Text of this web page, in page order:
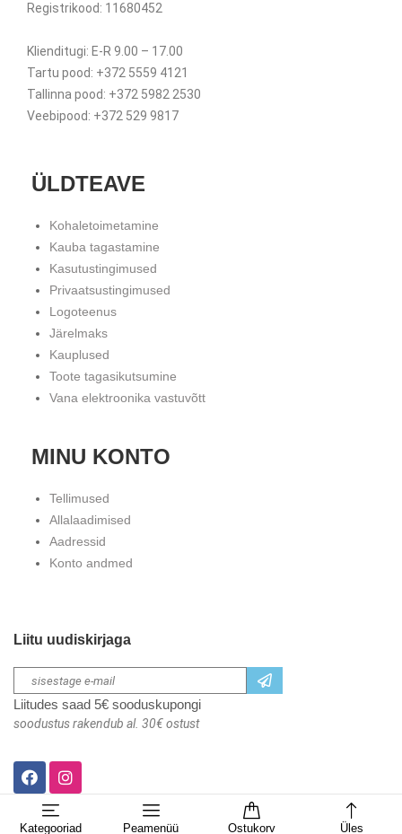
Kategooriad Peamenüü Ostukorv Üles
Registrikood: 11680452
Klienditugi: E-R 9.00 – 17.00
Tartu pood: +372 5559 4121
Tallinna pood: +372 5982 2530
Veebipood: +372 529 9817
ÜLDTEAVE
Kohaletoimetamine
Kauba tagastamine
Kasutustingimused
Privaatsustingimused
Logoteenus
Järelmaks
Kauplused
Toote tagasikutsumine
Vana elektroonika vastuvõtt
MINU KONTO
Tellimused
Allalaadimised
Aadressid
Konto andmed
Liitu uudiskirjaga
Liitudes saad 5€ sooduskupongi
soodustus rakendub al. 30€ ostust